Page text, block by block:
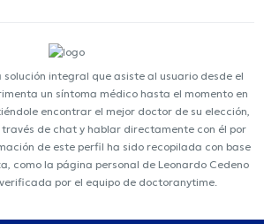
integral que asiste al usuario desde el
un síntoma médico hasta el momento en
encontrar el mejor doctor de su elección,
de chat y hablar directamente con él por
de este perfil ha sido recopilada con base
como la página personal de Leonardo Cedeno
por el equipo de doctoranytime.